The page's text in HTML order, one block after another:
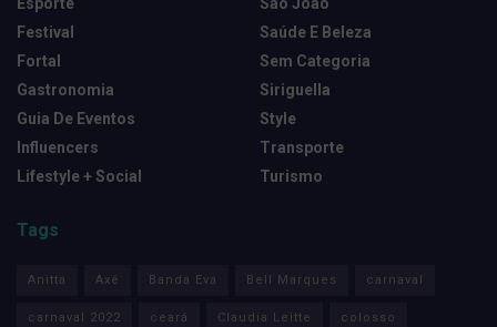
Festival
Fortal
Gastronomia
Guia De Eventos
Influencers
Lifestyle + Social
Saúde E Beleza
Sem Categoria
Siriguella
Style
Transporte
Turismo
Tags
Anitta Axé Banda Eva Bell Marques carnaval
carnaval 2022 ceará Claudia Leitte colosso